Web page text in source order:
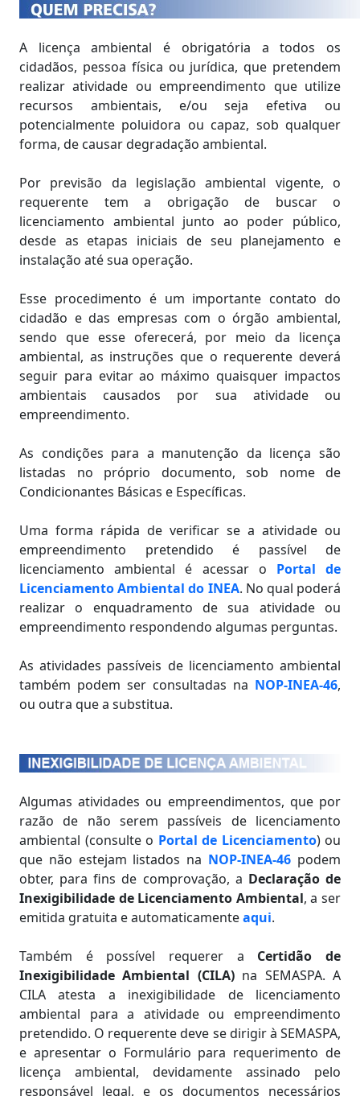
A licença ambiental é obrigatória a todos os
cidadãos, pessoa física ou jurídica, que pretendem
realizar atividade ou empreendimento que utilize
recursos ambientais, e/ou seja efetiva ou
potencialmente poluidora ou capaz, sob qualquer
forma, de causar degradação ambiental.
Por previsão da legislação ambiental vigente, o
requerente tem a obrigação de buscar o
licenciamento ambiental junto ao poder público,
desde as etapas iniciais de seu planejamento e
instalação até sua operação.
Esse procedimento é um importante contato do
cidadão e das empresas com o órgão ambiental,
sendo que esse oferecerá, por meio da licença
ambiental, as instruções que o requerente deverá
seguir para evitar ao máximo quaisquer impactos
ambientais causados por sua atividade ou
empreendimento.
As condições para a manutenção da licença são
listadas no próprio documento, sob nome de
Condicionantes Básicas e Específicas.
Uma forma rápida de verificar se a atividade ou
empreendimento pretendido é passível de
licenciamento ambiental é acessar o Portal de
Licenciamento Ambiental do INEA. No qual poderá
realizar o enquadramento de sua atividade ou
empreendimento respondendo algumas perguntas.
As atividades passíveis de licenciamento ambiental
também podem ser consultadas na NOP-INEA-46,
ou outra que a substitua.
Algumas atividades ou empreendimentos, que por
razão de não serem passíveis de licenciamento
ambiental (consulte o Portal de Licenciamento) ou
que não estejam listados na NOP-INEA-46 podem
obter, para fins de comprovação, a Declaração de
Inexigibilidade de Licenciamento Ambiental, a ser
emitida gratuita e automaticamenteaqui.
Também é possível requerer a Certidão de
Inexigibilidade Ambiental (CILA)na SEMASPA. A
CILA atesta a inexigibilidade de licenciamento
ambiental para a atividade ou empreendimento
pretendido. O requerente deve se dirigir à SEMASPA,
e apresentar o Formulário para requerimento de
licença ambiental, devidamente assinado pelo
responsável legal, e os documentos necessários